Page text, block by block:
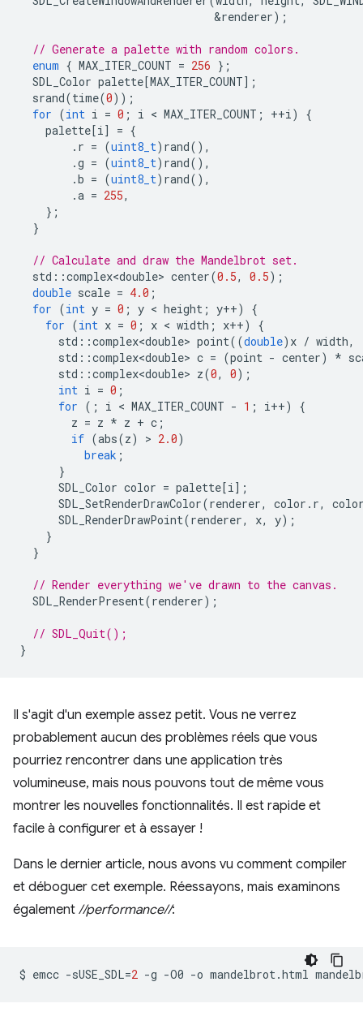
&renderer);
// Generate a palette with random colors.
enum { MAX_ITER_COUNT = 256 };
SDL_Color palette[MAX_ITER_COUNT];
srand(time(0));
for (int i = 0 ; i < MAX_ITER_COUNT ; ++i)
{
palette[i] = {
. r = (uint8_t) rand(),
.g = (uint8_t) rand(),
.b = (uint8_t) rand(),
.a = 255,
};
}
// Calculate and draw the Mandelbrot set.
std ::complex<double> center(0.5, 0.5);
double scale = 4.0 ;
for (int y = 0 ; y < height ; y++)
{
for (int x = 0 ; x < width ; x++)
{
std ::complex<double> point((double) x / width,
std ::complex<double> c = (point - center) *
std ::complex<double> z(0, 0);
int i = 0 ;
for (; i < MAX_ITER_COUNT - 1 ; i++)
{
z = z * z + c ;
if (abs(z) > 2.0)
break ;
}
SDL_Color color = palette[i];
SDL_SetRenderDrawColor(renderer, color . r,
SDL_RenderDrawPoint(renderer, x, y);
}
}
// Render everything we've drawn to the canvas.
SDL_RenderPresent(renderer);
// SDL_Quit();
}
Il s'agit d'un exemple assez petit. Vous ne verrez
probablement aucun des problèmes réels que vous
pourriez rencontrer dans une application très
volumineuse, mais nous pouvons tout de même vous
montrer les nouvelles fonctionnalités. Il est rapide et
facile à configurer et à essayer !
Dans le dernier article, nous avons vu comment compiler
et déboguer cet exemple. Réessayons, mais examinons
également //performance//:
$ emcc -sUSE_SDL=2 -g -O0 -o mandelbrot.html